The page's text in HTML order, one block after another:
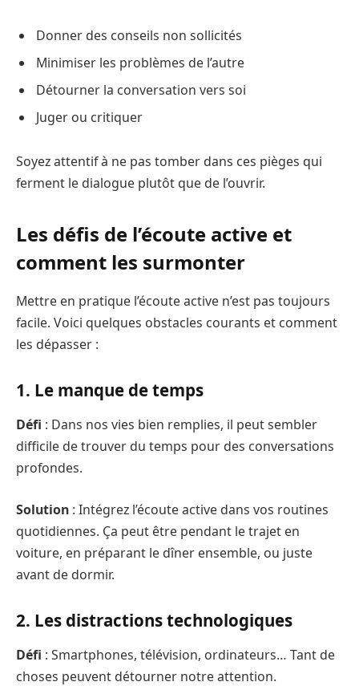
Donner des conseils non sollicités
Minimiser les problèmes de l’autre
Détourner la conversation vers soi
Juger ou critiquer
Soyez attentif à ne pas tomber dans ces pièges qui
ferment le dialogue plutôt que de l’ouvrir.
Les défis de l’écoute active et
comment les surmonter
Mettre en pratique l’écoute active n’est pas toujours
facile. Voici quelques obstacles courants et comment
les dépasser :
1. Le manque de temps
Défi : Dans nos vies bien remplies, il peut sembler
difficile de trouver du temps pour des conversations
profondes.
Solution : Intégrez l’écoute active dans vos routines
quotidiennes. Ça peut être pendant le trajet en
voiture, en préparant le dîner ensemble, ou juste
avant de dormir.
2. Les distractions technologiques
Défi : Smartphones, télévision, ordinateurs… Tant de
choses peuvent détourner notre attention.